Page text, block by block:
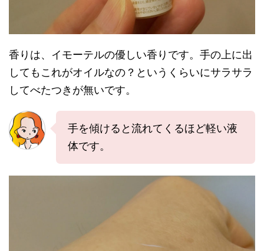
香りは、イモーテルの優しい香りです。手の上に出
してもこれがオイルなの？というくらいにサラサラ
してべたつきが無いです。
手を傾けると流れてくるほど軽い液
体です。